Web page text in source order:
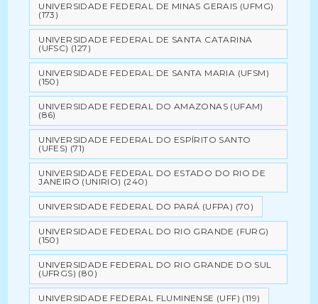
UNIVERSIDADE FEDERAL DE MINAS GERAIS (UFMG)
(173)
UNIVERSIDADE FEDERAL DE SANTA CATARINA
(UFSC) (127)
UNIVERSIDADE FEDERAL DE SANTA MARIA (UFSM)
(150)
UNIVERSIDADE FEDERAL DO AMAZONAS (UFAM)
(86)
UNIVERSIDADE FEDERAL DO ESPÍRITO SANTO
(UFES) (71)
UNIVERSIDADE FEDERAL DO ESTADO DO RIO DE
JANEIRO (UNIRIO) (240)
UNIVERSIDADE FEDERAL DO PARÁ (UFPA) (70)
UNIVERSIDADE FEDERAL DO RIO GRANDE (FURG)
(150)
UNIVERSIDADE FEDERAL DO RIO GRANDE DO SUL
(UFRGS) (80)
UNIVERSIDADE FEDERAL FLUMINENSE (UFF) (119)